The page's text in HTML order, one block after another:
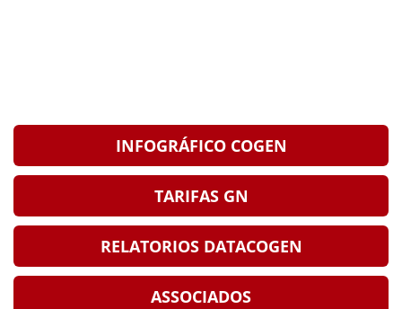
INFOGRÁFICO COGEN
TARIFAS GN
RELATORIOS DATACOGEN
ASSOCIADOS